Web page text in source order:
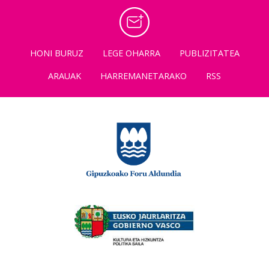
HONI BURUZ LEGE OHARRA
PUBLIZITATEA
ARAUAK
HARREMANETARAKO RSS